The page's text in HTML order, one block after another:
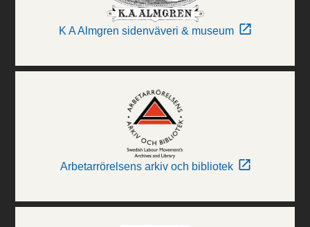
K A Almgren sidenväveri & museum
Arbetarrörelsens arkiv och bibliotek